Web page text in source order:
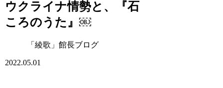
ウクライナ情勢と、『石
ころのうた』￼
「綾歌」館長ブログ
2022.05.01